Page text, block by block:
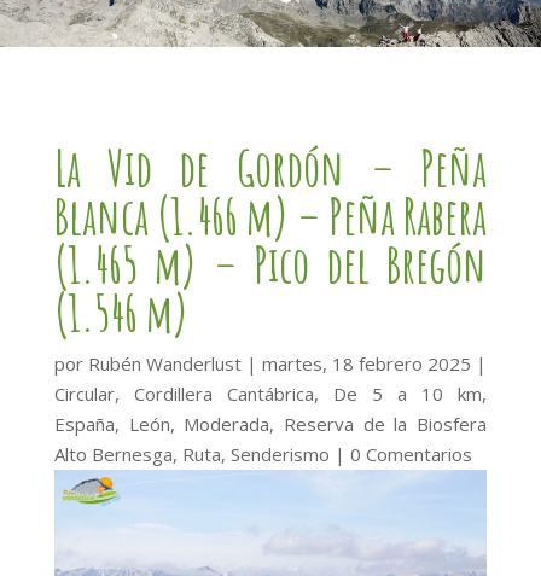
La Vid de Gordón – Peña
Blanca (1.466 m) – Peña Rabera
(1.465 m) – Pico del Bregón
(1.546 m)
por Rubén Wanderlust|martes, 18 febrero 2025 |
Circular, Cordillera Cantábrica, De 5 a 10 km,
España, León, Moderada, Reserva de la Biosfera
Alto Bernesga, Ruta, Senderismo | 0 Comentarios